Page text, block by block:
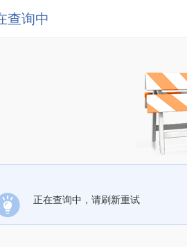
查询中
正在查询中，请刷新重试